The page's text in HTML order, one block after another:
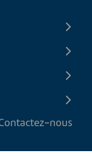
nous